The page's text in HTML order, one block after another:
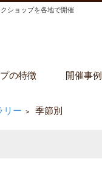
ショップを各地で開催
の特徴 開催事例
リー > 季節別